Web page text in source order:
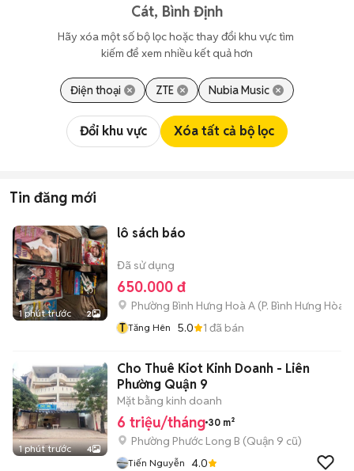
Cát, Bình Định
Hãy xóa một số bộ lọc hoặc thay đổi khu vực tìm
kiếm để xem nhiều kết quả hơn
Điện thoại ZTE Nubia Music
Đổi khu vực Xóa tất cả bộ lọc
Tin đăng mới
1 phút trước 2
lô sách báo
Đã sử dụng
650.000 đ
Phường Bình Hưng Hoà A (P. Bình Hưng Hòa
T Tăng Hên 5.0 1 đã bán
1 phút trước 4
Cho Thuê Kiot Kinh Doanh - Liên
Phường Quận 9
Mặt bằng kinh doanh
6 triệu/tháng 30 m²
Phường Phước Long B (Quận 9 cũ)
Tiến Nguyễn 4.0